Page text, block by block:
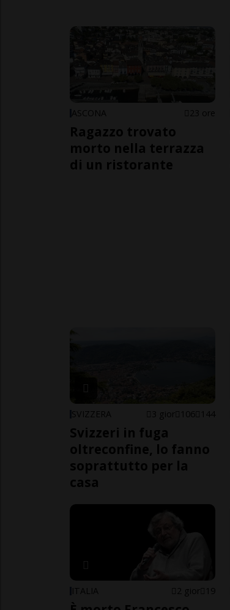
ASCONA 23 ore
Ragazzo trovato
morto nella terrazza
di un ristorante
SVIZZERA 3 gior 106 144
Svizzeri in fuga
oltreconfine, lo fanno
soprattutto per la
casa
ITALIA 2 gior 19